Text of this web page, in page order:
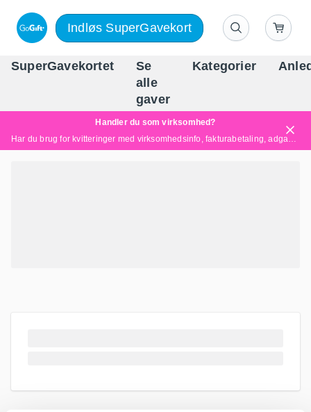
Indløs SuperGavekort
SuperGavekortet
Se
alle
gaver
Kategorier
Handler du som virksomhed?
Har du brug for kvitteringer med virksomhedsinfo, fakturabetaling, adgang for flere brugere eller skræddersyede løsninger?